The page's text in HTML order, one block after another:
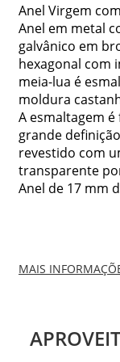
Anel Virgem
Anel em metal
galvânico em
hexagonal com
meia-lua é
moldura
A esmaltagem
grande
revestido com
transparente
Anel de 17 mm
MAIS